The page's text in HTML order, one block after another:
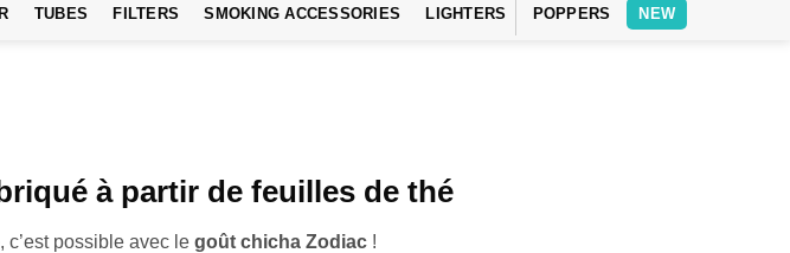
TUBES FILTERS SMOKING ACCESSORIES LIGHTERS POPPERS NEW
à partir de feuilles de thé
possible avec le goût chicha Zodiac !